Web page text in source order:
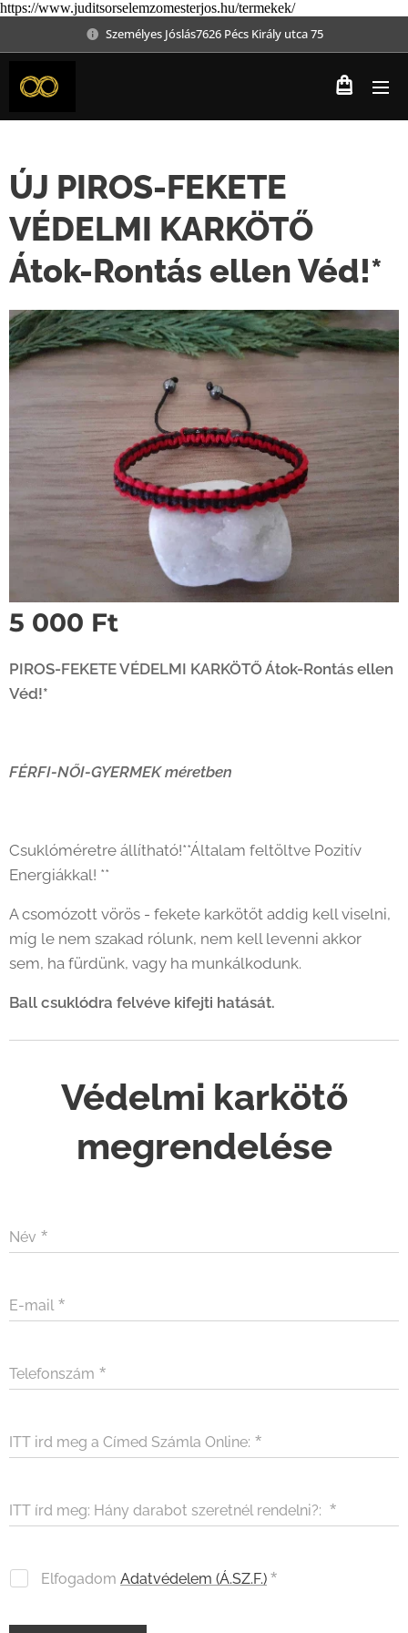
https://www.juditsorselemzomesterjos.hu/termekek/
Személyes Jóslás7626 Pécs Király utca 75
ÚJ PIROS-FEKETE
VÉDELMI KARKÖTŐ
Átok-Rontás ellen Véd!*
5 000 Ft
PIROS-FEKETE VÉDELMI KARKÖTŐ Átok-Rontás ellen
Véd!*
FÉRFI-NŐI-GYERMEK méretben
Csuklóméretre állítható!**Általam feltöltve Pozitív
Energiákkal! **
A csomózott vörös - fekete karkötőt addig kell viselni,
míg le nem szakad rólunk, nem kell levenni akkor
sem, ha fürdünk, vagy ha munkálkodunk.
Ball csuklódra felvéve kifejti hatását.
Védelmi karkötő
megrendelése
Név
E-mail
Telefonszám
ITT ird meg a Címed Számla Online:
ITT írd meg: Hány darabot szeretnél rendelni?:
Elfogadom Adatvédelem (Á.SZ.F.)